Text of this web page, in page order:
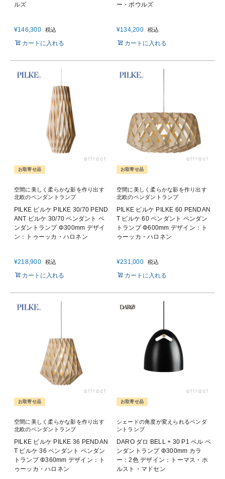
ルズ
¥146,300 税込
カートに入れる
ー・ボウルズ
¥134,200 税込
カートに入れる
お取寄せ品
空間に美しく柔らかな影を作り出す
北欧のペンダントランプ
PILKE ピルケ PILKE 30/70 PEND
ANT ピルケ 30/70 ペンダント ペ
ンダントランプ Φ300mm デザイ
ン：トゥーッカ・ハロネン
¥218,900 税込
カートに入れる
お取寄せ品
空間に美しく柔らかな影を作り出す
北欧のペンダントランプ
PILKE ピルケ PILKE 60 PENDAN
T ピルケ 60 ペンダント ペンダン
トランプ Φ600mm デザイン：ト
ゥーッカ・ハロネン
¥231,000 税込
カートに入れる
お取寄せ品
空間に美しく柔らかな影を作り出す
北欧のペンダントランプ
PILKE ピルケ PILKE 36 PENDAN
T ピルケ 36 ペンダント ペンダン
トランプ Φ360mm デザイン：ト
ゥーッカ・ハロネン
お取寄せ品
シェードの角度が変えられるペンダ
ントランプ
DARO ダロ BELL + 30 P1 ベル ペ
ンダントランプ Φ300mm カラ
ー：2色 デザイン：トーマス・ホ
ルスト・マドセン